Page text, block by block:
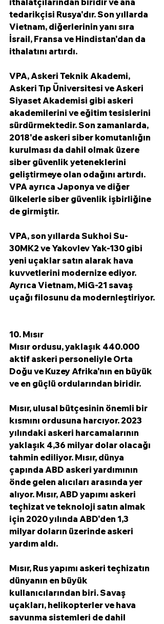
ithalatçılarından biridir ve ana
tedarikçisi Rusya'dır. Son yıllarda
Vietnam, diğerlerinin yanı sıra
İsrail, Fransa ve Hindistan'dan da
ithalatını artırdı.
VPA, Askeri Teknik Akademi,
Askeri Tıp Üniversitesi ve Askeri
Siyaset Akademisi gibi askeri
akademilerini ve eğitim tesislerini
sürdürmektedir. Son zamanlarda,
2018'de askeri siber komutanlığın
kurulması da dahil olmak üzere
siber güvenlik yeteneklerini
geliştirmeye olan odağını artırdı.
VPA ayrıca Japonya ve diğer
ülkelerle siber güvenlik işbirliğine
de girmiştir.
VPA, son yıllarda Sukhoi Su-
30MK2 ve Yakovlev Yak-130 gibi
yeni uçaklar satın alarak hava
kuvvetlerini modernize ediyor.
Ayrıca Vietnam, MiG-21 savaş
uçağı filosunu da modernleştiriyor.
10. Mısır
Mısır ordusu, yaklaşık 440.000
aktif askeri personeliyle Orta
Doğu ve Kuzey Afrika'nın en büyük
ve en güçlü ordularından biridir.
Mısır, ulusal bütçesinin önemli bir
kısmını ordusuna harcıyor. 2023
yılındaki askeri harcamalarının
yaklaşık 4,36 milyar dolar olacağı
tahmin ediliyor. Mısır, dünya
çapında ABD askeri yardımının
önde gelen alıcıları arasında yer
alıyor. Mısır, ABD yapımı askeri
teçhizat ve teknoloji satın almak
için 2020 yılında ABD'den 1,3
milyar doların üzerinde askeri
yardım aldı.
Mısır, Rus yapımı askeri teçhizatın
dünyanın en büyük
kullanıcılarından biri. Savaş
uçakları, helikopterler ve hava
savunma sistemleri de dahil